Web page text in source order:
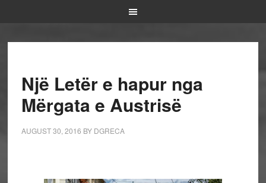
Një Letër e hapur nga
Mërgata e Austrisë
AUGUST 30, 2016 BY DGRECA